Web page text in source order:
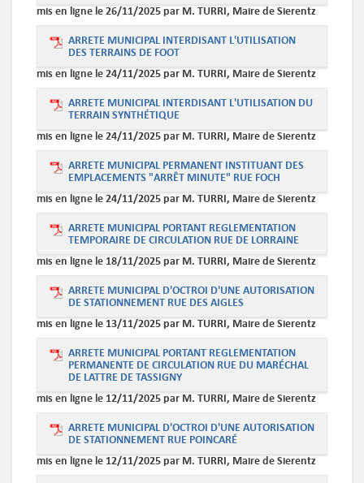
mis en ligne le 26/11/2025 par M. TURRI, Maire de Sierentz
ARRETE MUNICIPAL INTERDISANT L'UTILISATION
DES TERRAINS DE FOOT
mis en ligne le 24/11/2025 par M. TURRI, Maire de Sierentz
ARRETE MUNICIPAL INTERDISANT L'UTILISATION DU
TERRAIN SYNTHÉTIQUE
mis en ligne le 24/11/2025 par M. TURRI, Maire de Sierentz
ARRETE MUNICIPAL PERMANENT INSTITUANT DES
EMPLACEMENTS "ARRÊT MINUTE" RUE FOCH
mis en ligne le 24/11/2025 par M. TURRI, Maire de Sierentz
ARRETE MUNICIPAL PORTANT REGLEMENTATION
TEMPORAIRE DE CIRCULATION RUE DE LORRAINE
mis en ligne le 18/11/2025 par M. TURRI, Maire de Sierentz
ARRETE MUNICIPAL D'OCTROI D'UNE AUTORISATION
DE STATIONNEMENT RUE DES AIGLES
mis en ligne le 13/11/2025 par M. TURRI, Maire de Sierentz
ARRETE MUNICIPAL PORTANT REGLEMENTATION
PERMANENTE DE CIRCULATION RUE DU MARÉCHAL
DE LATTRE DE TASSIGNY
mis en ligne le 12/11/2025 par M. TURRI, Maire de Sierentz
ARRETE MUNICIPAL D'OCTROI D'UNE AUTORISATION
DE STATIONNEMENT RUE POINCARÉ
mis en ligne le 12/11/2025 par M. TURRI, Maire de Sierentz